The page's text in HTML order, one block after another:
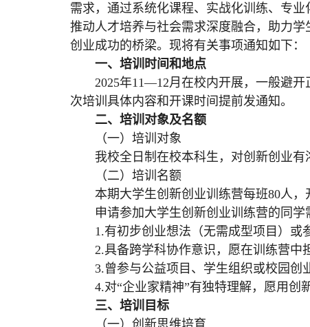
需求，通过系统化课程、实战化训练、专
推动人才培养与社会需求深度融合，助力
创业成功的桥梁。现将有关事项通知如下：
一、培训时间和地点
2025年11—12月在校内开展，一般避
次培训具体内容和开课时间提前发通知。
二、培训对象及名额
（一）培训对象
我校全日制在校本科生，对创新创业有
（二）培训名额
本期大学生创新创业训练营每班80人，
申请参加大学生创新创业训练营的同学
1.有初步创业想法（无需成型项目）或
2.具备跨学科协作意识，愿在训练营中
3.曾参与公益项目、学生组织或校园创
4.对“企业家精神”有独特理解，愿用创
三、 培训目标
（一）创新思维培育